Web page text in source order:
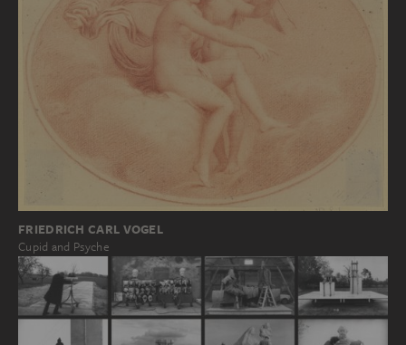
FRIEDRICH CARL VOGEL
Cupid and Psyche